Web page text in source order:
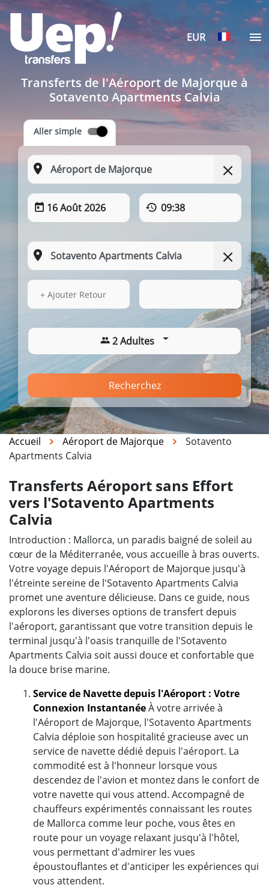
EUR
Transferts de l'Aéroport de Majorque à
Sotavento Apartments Calvia
Aller simple
16 Août 2026 09:38
16 Août 2026
+ Ajouter Retour
2 Adultes
Recherchez
Accueil Aéroport de Majorque
Sotavento
Apartments Calvia
Transferts Aéroport sans Effort
vers l'Sotavento Apartments
Calvia
Introduction : Mallorca, un paradis baigné de soleil au
cœur de la Méditerranée, vous accueille à bras ouverts.
Votre voyage depuis l'Aéroport de Majorque jusqu'à
l'étreinte sereine de l'Sotavento Apartments Calvia
promet une aventure délicieuse. Dans ce guide, nous
explorons les diverses options de transfert depuis
l'aéroport, garantissant que votre transition depuis le
terminal jusqu'à l'oasis tranquille de l'Sotavento
Apartments Calvia soit aussi douce et confortable que
la douce brise marine.
Service de Navette depuis l'Aéroport : Votre
Connexion InstantanéeÀ votre arrivée à
l'Aéroport de Majorque, l'Sotavento Apartments
Calvia déploie son hospitalité gracieuse avec un
service de navette dédié depuis l'aéroport. La
commodité est à l'honneur lorsque vous
descendez de l'avion et montez dans le confort de
votre navette qui vous attend. Accompagné de
chauffeurs expérimentés connaissant les routes
de Mallorca comme leur poche, vous êtes en
route pour un voyage relaxant jusqu'à l'hôtel,
vous permettant d'admirer les vues
époustouflantes et d'anticiper les expériences qui
vous attendent.